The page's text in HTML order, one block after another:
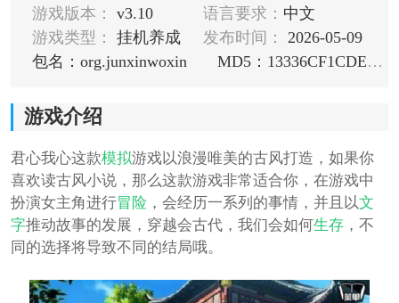
游戏版本：
v3.10 语言要求： 中文
游戏类型：
挂机养成 发布时间：
2026-05-09
包名：org.junxinwoxin
MD5：13336CF1CDE267B9C3D2FA60AA8B080E
游戏介绍
君心我心这款模拟游戏以浪漫唯美的古风打造，如果你
喜欢读古风小说，那么这款游戏非常适合你，在游戏中
扮演女主角进行冒险 ，会经历一系列的事情，并且以文
字推动故事的发展，穿越会古代，我们会如何生存，不
同的选择将导致不同的结局哦。